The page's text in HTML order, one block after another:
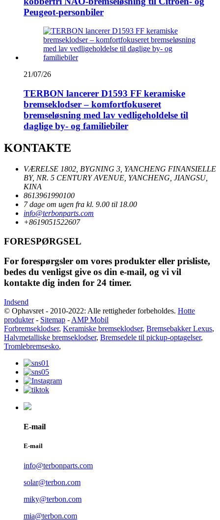
Peugeot-personbiler
21/07/26
TERBON lancerer D1593 FF keramiske
bremseklodser – komfortfokuseret
bremseløsning med lav vedligeholdelse til
daglige by- og familiebiler
KONTAKTE
VÆRELSE 1802, BYGNING 3, YANCHENG FINANSIELLE
BY, NR. 5 CENTURY AVENUE, YANCHENG, JIANGSU,
KINA
8613961990100
7 dage om ugen fra kl. 9.00 til 18.00
info@terbonparts.com
+8619051522607
FORESPØRGSEL
For forespørgsler om vores produkter eller prisliste,
bedes du venligst give os din e-mail, og vi vil
kontakte dig inden for 24 timer.
Indsend
© Ophavsret - 2010-2022: Alle rettigheder forbeholdes. Hotte
produkter- Sitemap - AMP Mobil
Forbremseklodser, Keramiske bremseklodser, Bremsebakker Lexus,
Halvmetalliske bremseklodser, Bremsedele til pickup-optagelser,
Tromlebremsesko,
E-mail
E-mail
info@terbonparts.com
solar@terbon.com
miky@terbon.com
mia@terbon.com